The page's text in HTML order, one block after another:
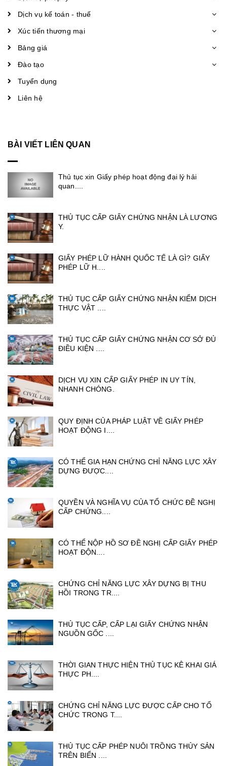
Dịch vụ kế toán - thuế
Xúc tiến thương mại
Bảng giá
Đào tạo
Tuyển dụng
Liên hệ
BÀI VIẾT LIÊN QUAN
Thủ tục xin Giấy phép hoạt động đại lý hải
quan....
THỦ TỤC CẤP GIẤY CHỨNG NHẬN LÀ LƯƠNG
Y.
GIẤY PHÉP LỮ HÀNH QUỐC TẾ LÀ GÌ? GIẤY
PHÉP LỮ H....
THỦ TỤC CẤP GIẤY CHỨNG NHẬN KIỂM DỊCH
THỰC VẬT ....
THỦ TỤC CẤP GIẤY CHỨNG NHẬN CƠ SỞ ĐỦ
ĐIỀU KIỆN ....
DỊCH VỤ XIN CẤP GIẤY PHÉP IN UY TÍN,
NHANH CHÓNG.
QUY ĐỊNH CỦA PHÁP LUẬT VỀ GIẤY PHÉP
HOẠT ĐỘNG I....
CÓ THỂ GIA HẠN CHỨNG CHỈ NĂNG LỰC XÂY
DỰNG ĐƯỢC....
QUYỀN VÀ NGHĨA VỤ CỦA TỔ CHỨC ĐỀ NGHỊ
CẤP CHỨNG....
CÓ THỂ NỘP HỒ SƠ ĐỀ NGHỊ CẤP GIẤY PHÉP
HOẠT ĐỘN....
CHỨNG CHỈ NĂNG LỰC XÂY DỰNG BỊ THU
HỒI TRONG TR....
THỦ TỤC CẤP, CẤP LẠI GIẤY CHỨNG NHẬN
NGUỒN GỐC ....
THỜI GIAN THỰC HIỆN THỦ TỤC KÊ KHAI GIÁ
THỰC PH....
CHỨNG CHỈ NĂNG LỰC ĐƯỢC CẤP CHO TỔ
CHỨC TRONG T....
THỦ TỤC CẤP PHÉP NUÔI TRỒNG THỦY SẢN
TRÊN BIỂN ....